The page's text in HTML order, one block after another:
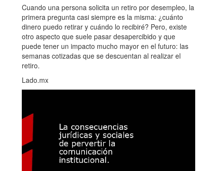
Cuando una persona solicita un retiro por desempleo, la
primera pregunta casi siempre es la misma: ¿cuánto
dinero puedo retirar y cuándo lo recibiré? Pero, existe
otro aspecto que suele pasar desapercibido y que
puede tener un impacto mucho mayor en el futuro: las
semanas cotizadas que se descuentan al realizar el
retiro.
Lado.mx